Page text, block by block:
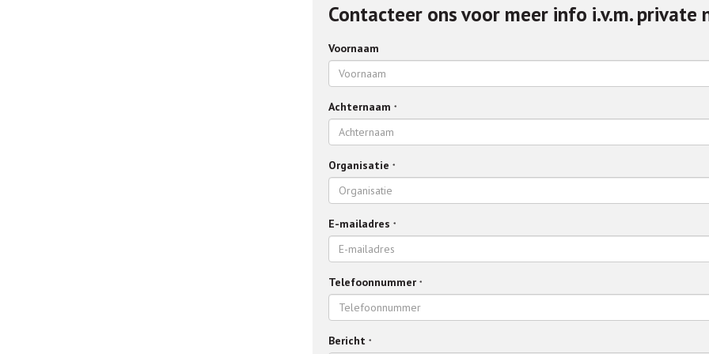
Contacteer ons voor meer info i.v.m. private
Voornaam
Achternaam *
Organisatie *
E-mailadres *
Telefoonnummer *
Bericht *